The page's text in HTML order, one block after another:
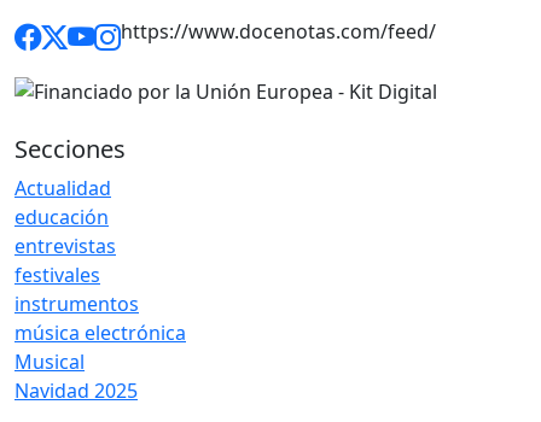
https://www.docenotas.com/feed/
Secciones
Actualidad
educación
entrevistas
festivales
instrumentos
música electrónica
Musical
Navidad 2025